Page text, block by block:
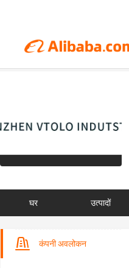
घर उत्पादों
कंपनी अवलोकन